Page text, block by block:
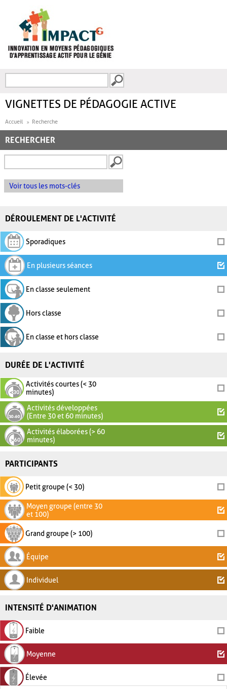
FORMULAIRE DE
VIGNETTES DE PÉDAGOGIE ACTIVE
Accueil Recherche
RECHERCHER
Voir tous les mots-clés
DÉROULEMENT DE L'ACTIVITÉ
Sporadiques
En plusieurs séances
En classe seulement
Hors classe
En classe et hors classe
DURÉE DE L'ACTIVITÉ
Activités courtes (< 30
minutes)
Activités développées
(Entre 30 et 60 minutes)
Activités élaborées (> 60
minutes)
PARTICIPANTS
Petit groupe (< 30)
Moyen groupe (entre 30
et 100)
Grand groupe (> 100)
Équipe
Individuel
INTENSITÉ D'ANIMATION
Faible
Moyenne
Élevée